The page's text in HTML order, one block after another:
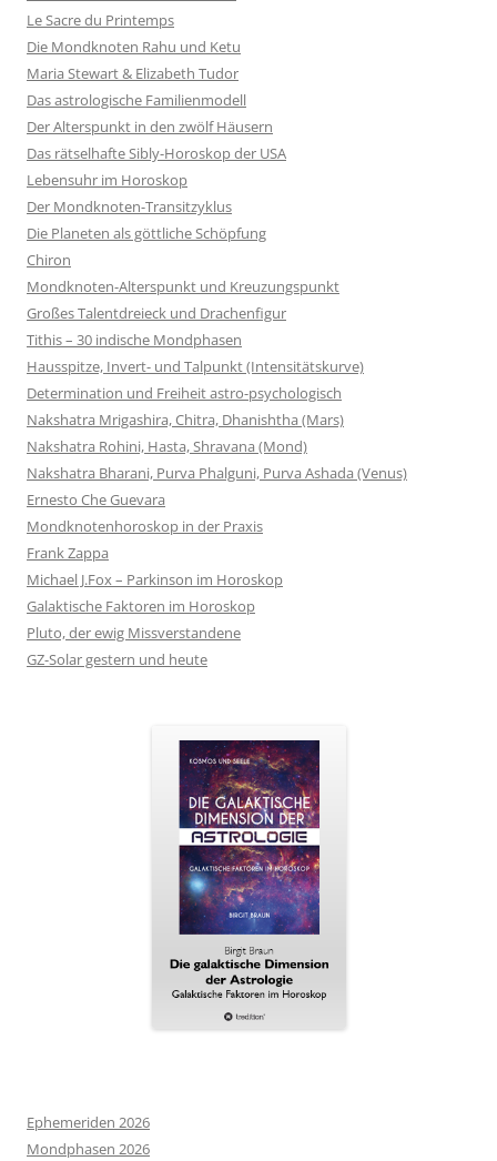
Le Sacre du Printemps
Die Mondknoten Rahu und Ketu
Maria Stewart & Elizabeth Tudor
Das astrologische Familienmodell
Der Alterspunkt in den zwölf Häusern
Das rätselhafte Sibly-Horoskop der USA
Lebensuhr im Horoskop
Der Mondknoten-Transitzyklus
Die Planeten als göttliche Schöpfung
Chiron
Mondknoten-Alterspunkt und Kreuzungspunkt
Großes Talentdreieck und Drachenfigur
Tithis – 30 indische Mondphasen
Hausspitze, Invert- und Talpunkt (Intensitätskurve)
Determination und Freiheit astro-psychologisch
Nakshatra Mrigashira, Chitra, Dhanishtha (Mars)
Nakshatra Rohini, Hasta, Shravana (Mond)
Nakshatra Bharani, Purva Phalguni, Purva Ashada (Venus)
Ernesto Che Guevara
Mondknotenhoroskop in der Praxis
Frank Zappa
Michael J.Fox – Parkinson im Horoskop
Galaktische Faktoren im Horoskop
Pluto, der ewig Missverstandene
GZ-Solar gestern und heute
Ephemeriden 2026
Mondphasen 2026